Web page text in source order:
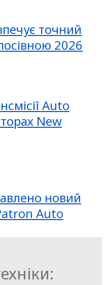
точний
2026
Auto
New
новий
Auto